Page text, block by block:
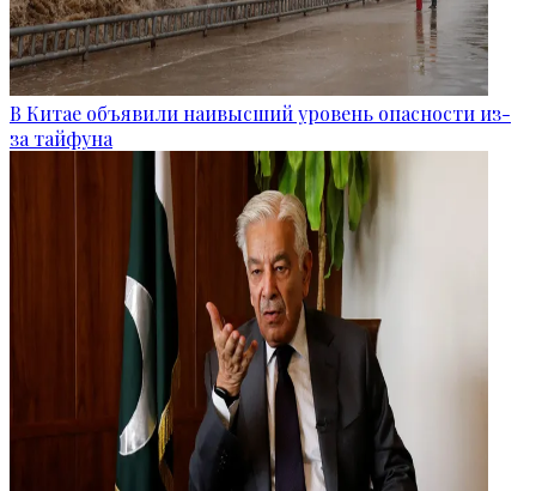
В Китае объявили наивысший уровень опасности из-
за тайфуна